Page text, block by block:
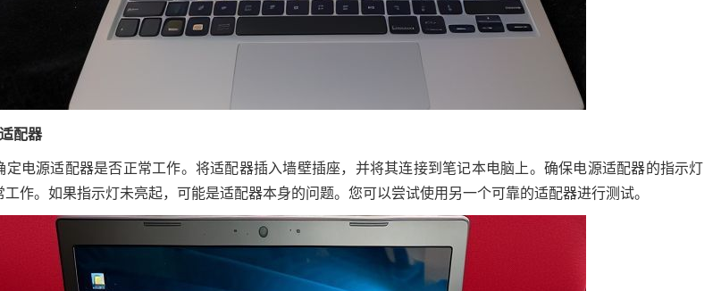
配器
定电源适配器是否正常工作。将适配器插入墙壁插座，并将其连接到笔记本电脑上。确保电源适配器的指示灯
作。如果指示灯未亮起，可能是适配器本身的问题。您可以尝试使用另一个可靠的适配器进行测试。